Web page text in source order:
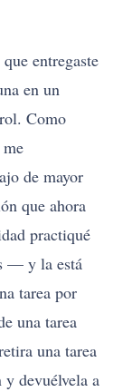
entregaste
en un
Como
de mayor
que ahora
practiqué
— y la está
tarea por
una tarea
una tarea
devuélvela a